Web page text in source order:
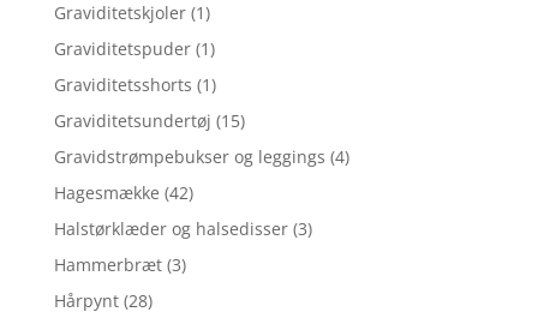
Graviditetskjoler (1)
Graviditetspuder (1)
Graviditetsshorts (1)
Graviditetsundertøj (15)
Gravidstrømpebukser og leggings (4)
Hagesmække (42)
Halstørklæder og halsedisser (3)
Hammerbræt (3)
Hårpynt (28)